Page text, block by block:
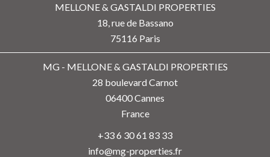
MELLONE & GASTALDI PROPERTIES
18, rue de Bassano
75116 Paris
MG - MELLONE & GASTALDI PROPERTIES
28 boulevard Carnot
06400Cannes
France
+33 6 30 61 83 33
info@mg-properties.fr